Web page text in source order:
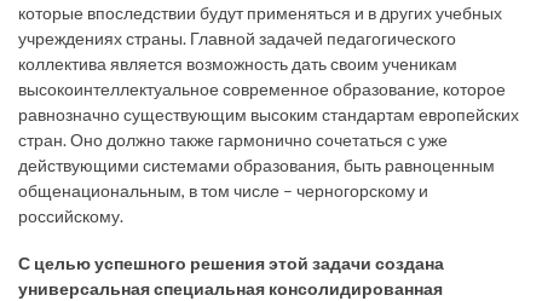
которые впоследствии будут применяться и в других учебных
учреждениях страны. Главной задачей педагогического
коллектива является возможность дать своим ученикам
высокоинтеллектуальное современное образование, которое
равнозначно существующим высоким стандартам европейских
стран. Оно должно также гармонично сочетаться с уже
действующими системами образования, быть равноценным
общенациональным, в том числе – черногорскому и
российскому.
С целью успешного решения этой задачи создана
универсальная специальная консолидированная